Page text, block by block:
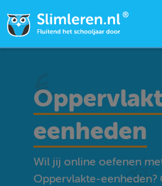
eenheden
Wil jij online oefenen
Oppervlakte-eenheden?